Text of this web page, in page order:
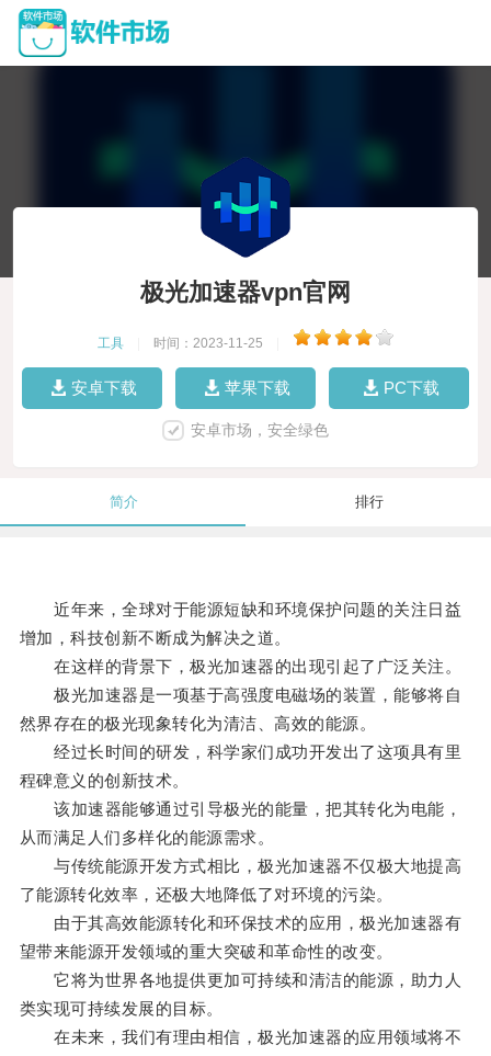
极光加速器vpn官网
工具 时间：2023-11-25
安卓下载 苹果下载 PC下载
安卓市场，安全绿色
简介 排行
近年来，全球对于能源短缺和环境保护问题的关注日益
增加，科技创新不断成为解决之道。
在这样的背景下，极光加速器的出现引起了广泛关注。
极光加速器是一项基于高强度电磁场的装置，能够将自
然界存在的极光现象转化为清洁、高效的能源。
经过长时间的研发，科学家们成功开发出了这项具有里
程碑意义的创新技术。
该加速器能够通过引导极光的能量，把其转化为电能，
从而满足人们多样化的能源需求。
与传统能源开发方式相比，极光加速器不仅极大地提高
了能源转化效率，还极大地降低了对环境的污染。
由于其高效能源转化和环保技术的应用，极光加速器有
望带来能源开发领域的重大突破和革命性的改变。
它将为世界各地提供更加可持续和清洁的能源，助力人
类实现可持续发展的目标。
在未来，我们有理由相信，极光加速器的应用领域将不